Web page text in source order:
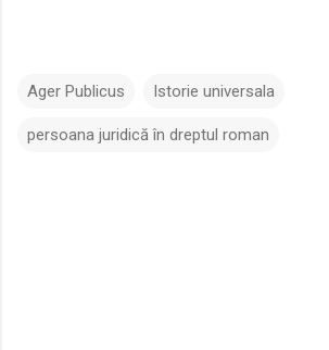
Ager Publicus Istorie universala
persoana juridică în dreptul roman